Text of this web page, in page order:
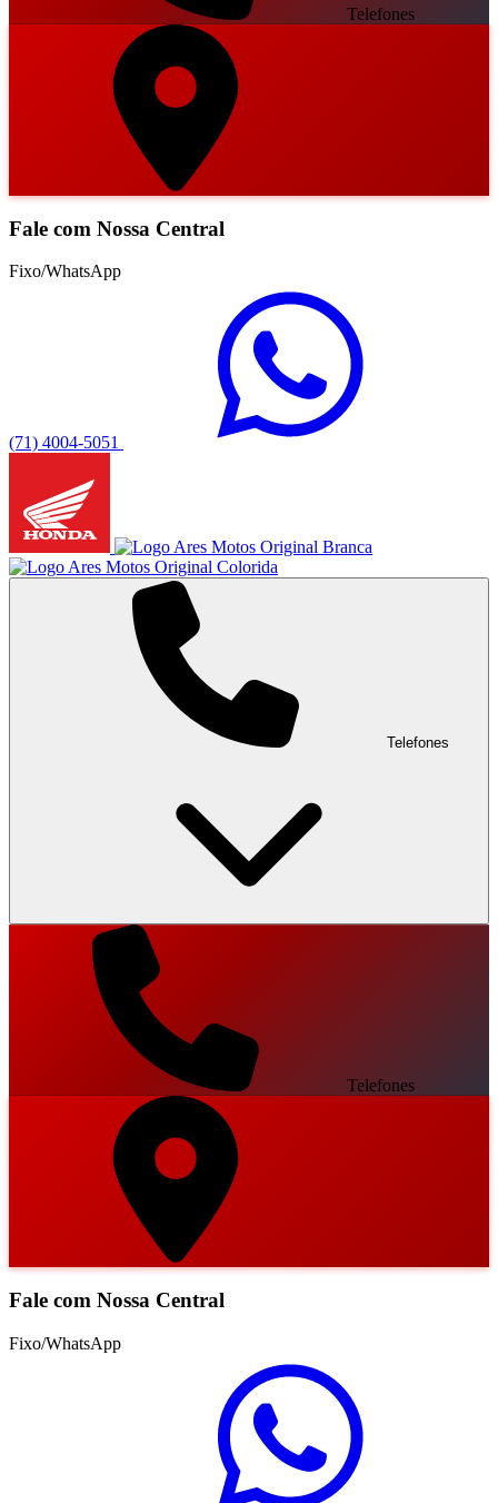
Telefones
Fale com Nossa Central
Fixo/WhatsApp
(71) 4004-5051
Telefones
Telefones
Fale com Nossa Central
Fixo/WhatsApp